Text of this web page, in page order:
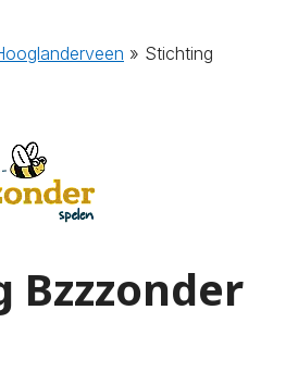
» Stichting
Bzzzonder